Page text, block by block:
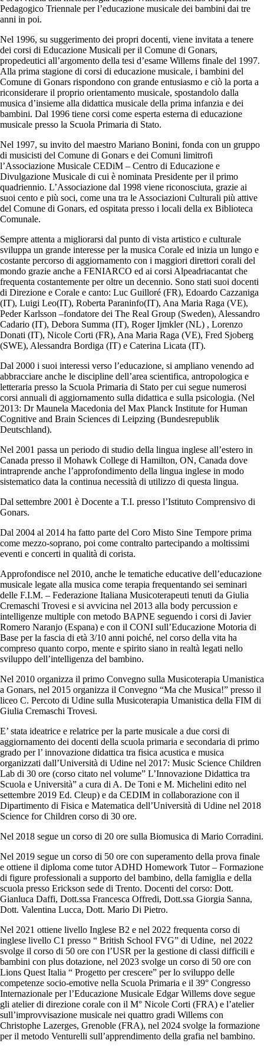
Pedagogico Triennale per l’educazione musicale dei bambini dai tre
anni in poi.
Nel 1996, su suggerimento dei propri docenti, viene invitata a tenere
dei corsi di Educazione Musicali per il Comune di Gonars,
propedeutici all’argomento della tesi d’esame Willems finale del 1997.
Alla prima stagione di corsi di educazione musicale, i bambini del
Comune di Gonars rispondono con grande entusiasmo e ciò la porta a
riconsiderare il proprio orientamento musicale, spostandolo dalla
musica d’insieme alla didattica musicale della prima infanzia e dei
bambini. Dal 1996 tiene corsi come esperta esterna di educazione
musicale presso la Scuola Primaria di Stato.
Nel 1997, su invito del maestro Mariano Bonini, fonda con un gruppo
di musicisti del Comune di Gonars e dei Comuni limitrofi
l’Associazione Musicale CEDiM – Centro di Educazione e
Divulgazione Musicale di cui è nominata Presidente per il primo
quadriennio. L’Associazione dal 1998 viene riconosciuta, grazie ai
suoi cento e più soci, come una tra le Associazioni Culturali più attive
del Comune di Gonars, ed ospitata presso i locali della ex Biblioteca
Comunale.
Sempre attenta a migliorarsi dal punto di vista artistico e culturale
sviluppa un grande interesse per la musica Corale ed inizia un lungo e
costante percorso di aggiornamento con i maggiori direttori corali del
mondo grazie anche a FENIARCO ed ai corsi Alpeadriacantat che
frequenta costantemente per oltre un decennio. Sono stati suoi docenti
di Direzione e Corale e canto: Luc Guilloré (FR), Edoardo Cazzaniga
(IT), Luigi Leo(IT), Roberta Paraninfo(IT), Ana Maria Raga (VE),
Peder Karlsson –fondatore dei The Real Group (Sweden), Alessandro
Cadario (IT), Debora Summa (IT), Roger Ijmkler (NL) , Lorenzo
Donati (IT), Nicole Corti (FR), Ana Maria Raga (VE), Fred Sjoberg
(SWE), Alessandra Bordiga (IT) e Caterina Licata (IT).
Dal 2000 i suoi interessi verso l’educazione, si ampliano venendo ad
abbracciare anche le discipline dell’area scientifica, antropologica e
letteraria presso la Scuola Primaria di Stato per cui segue numerosi
corsi annuali di aggiornamento sulla didattica e sulla psicologia. (Nel
2013: Dr Maunela Macedonia del Max Planck Institute for Human
Cognitive and Brain Sciences di Leipzing (Bundesrepublik
Deutschland).
Nel 2001 passa un periodo di studio della lingua inglese all’estero in
Canada presso il Mohawk College di Hamilton, ON, Canada dove
intraprende anche l’approfondimento della lingua inglese in modo
sistematico data la continua necessità di utilizzo di questa lingua.
Dal settembre 2001 è Docente a T.I. presso l’Istituto Comprensivo di
Gonars.
Dal 2004 al 2014 ha fatto parte del Coro Misto Sine Tempore prima
come mezzo-soprano, poi come contralto partecipando a moltissimi
eventi e concerti in qualità di corista.
Approfondisce nel 2010, anche le tematiche educative dell’educazione
musicale legate alla musica come terapia frequentando sei seminari
delle F.I.M. – Federazione Italiana Musicoterapeuti tenuti da Giulia
Cremaschi Trovesi e si avvicina nel 2013 alla body percussion e
intelligenze multiple con metodo BAPNE seguendo i corsi di Javier
Romero Naranjo (Espana) e con il CONI sull’Educazione Motoria di
Base per la fascia di età 3/10 anni poiché, nel corso della vita ha
compreso quanto corpo, mente e spirito siano in realtà legati nello
sviluppo dell’intelligenza del bambino.
Nel 2010 organizza il primo Convegno sulla Musicoterapia Umanistica
a Gonars, nel 2015 organizza il Convegno “Ma che Musica!” presso il
liceo C. Percoto di Udine sulla Musicoterapia Umanistica della FIM di
Giulia Cremaschi Trovesi.
E’ stata ideatrice e relatrice per la parte musicale a due corsi di
aggiornamento dei docenti della scuola primaria e secondaria di primo
grado per l’ innovazione didattica tra fisica acustica e musica
organizzati dall’Università di Udine nel 2017: Music Science Children
Lab di 30 ore (corso citato nel volume” L’Innovazione Didattica tra
Scuola e Università” a cura di A. De Toni e M. Michelini edito nel
settembre 2019 Ed. Cleup) e da CEDIM in collaborazione con il
Dipartimento di Fisica e Matematica dell’Università di Udine nel 2018
Science for Children corso di 30 ore.
Nel 2018 segue un corso di 20 ore sulla Biomusica di Mario Corradini.
Nel 2019 segue un corso di 50 ore con superamento della prova finale
e ottiene il diploma come tutor ADHD Homework Tutor – Formazione
di figure professionali a supporto del bambino, della famiglia e della
scuola presso Erickson sede di Trento. Docenti del corso: Dott.
Gianluca Daffi, Dott.ssa Francesca Offredi, Dott.ssa Giorgia Sanna,
Dott. Valentina Lucca, Dott. Mario Di Pietro.
Nel 2021 ottiene livello Inglese B2 e nel 2022 frequenta corso di
inglese livello C1 presso “ British School FVG” di Udine, nel 2022
svolge il corso di 50 ore con l’USR per la gestione di classi difficili e
bambini con plus dotazione, nel 2023 svolge un corso di 50 ore con
Lions Quest Italia “ Progetto per crescere” per lo sviluppo delle
competenze socio-emotive nella Scuola Primaria e il 39° Congresso
Internazionale per l’Educazione Musicale Edgar Willems dove segue
gli atelier di direzione corale con il M° Nicole Corti (FRA) e l’atelier
sull’improvvisazione musicale nei quattro gradi Willems con
Christophe Lazerges, Grenoble (FRA), nel 2024 svolge la formazione
per il metodo Venturelli sull’apprendimento della grafia nel bambino.